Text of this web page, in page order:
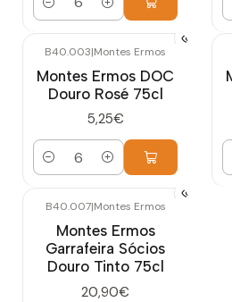
Quantidade
B40.003|Montes Ermos
Montes Ermos DOC
Douro Rosé 75cl
5,25€
Quantidade
B40.007|Montes Ermos
Montes Ermos
Garrafeira Sócios
Douro Tinto 75cl
20,90€